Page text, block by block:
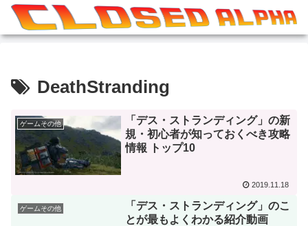
DeathStranding
ゲームその他
「デス・ストランディング」の新
規・初心者が知っておくべき攻略
情報 トップ10
2019.11.18
ゲームその他
「デス・ストランディング」のこ
とが最もよくわかる紹介動画